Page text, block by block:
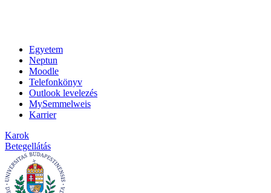
Egyetem
Neptun
Moodle
Telefonkönyv
Outlook levelezés
MySemmelweis
Karrier
Karok
Betegellátás